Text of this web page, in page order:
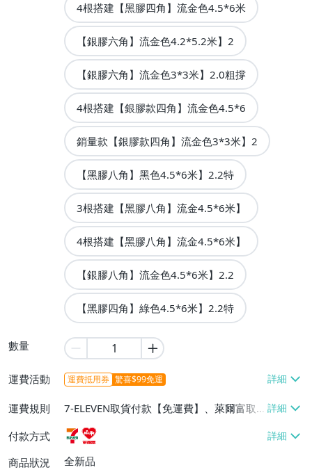
4根搭建【黑膠四角】流金色4.5*6米
【銀膠六角】流金色4.2*5.2米】2
【銀膠六角】流金色3*3米】2.0粗撐
4根搭建【銀膠款四角】流金色4.5*6
銷量款【銀膠款四角】流金色3*3米】2
【黑膠八角】黑色4.5*6米】2.2特
3根搭建【黑膠八角】流金4.5*6米】
4根搭建【黑膠八角】流金4.5*6米】
【銀膠八角】流金色4.5*6米】2.2
【黑膠四角】綠色4.5*6米】2.2特
數量
運費活動 運費抵用券 驚喜$99免運
運費規則
7-ELEVEN取貨付款【免運費】、萊爾富取
貨付款【免運費】
付款方式
商品狀況
全新品